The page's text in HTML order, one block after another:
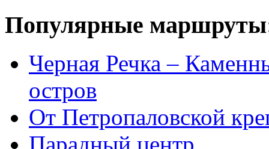
Популярные
Черная Речка –
остров
От Петропаловской